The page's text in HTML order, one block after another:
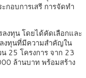
กอบการเสรี การจัดทำ
ลงทุน โดยได้คัดเลือกและ
ลงทุนที่มีความสำคัญใน
25 โครงการ จาก 23
ล้านบาท พร้อมสร้าง